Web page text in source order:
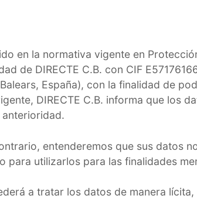
en la normativa vigente en
de DIRECTE C.B. con CIF
España), con la finalidad de
DIRECTE C.B. informa que los
entenderemos que sus datos
para utilizarlos para las finalidades
a tratar los datos de manera